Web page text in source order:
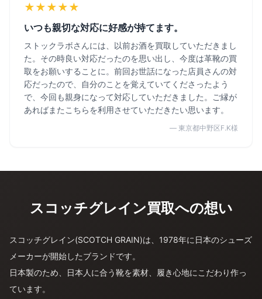
★★★★★
いつも親切な対応に好感が持てます。
ストックラボさんには、以前お酒を買取していただきまし
た。その時良い対応だったのを思い出し、今度は革靴の買
取をお願いすることに。前回お世話になった店員さんの対
応だったので、自分のことを覚えていてくださったよう
で、今回も親身になって対応していただきました。ご縁が
あればまたこちらを利用させていただきたい思います。
— 東京都中野区F.K様
スコッチグレイン買取への想い
スコッチグレイン(SCOTCH GRAIN)は、1978年に日本のシューズ
メーカーが開始したブランドです。
日本製のため、日本人に合う靴を素材、履き心地にこだわり作っ
ています。